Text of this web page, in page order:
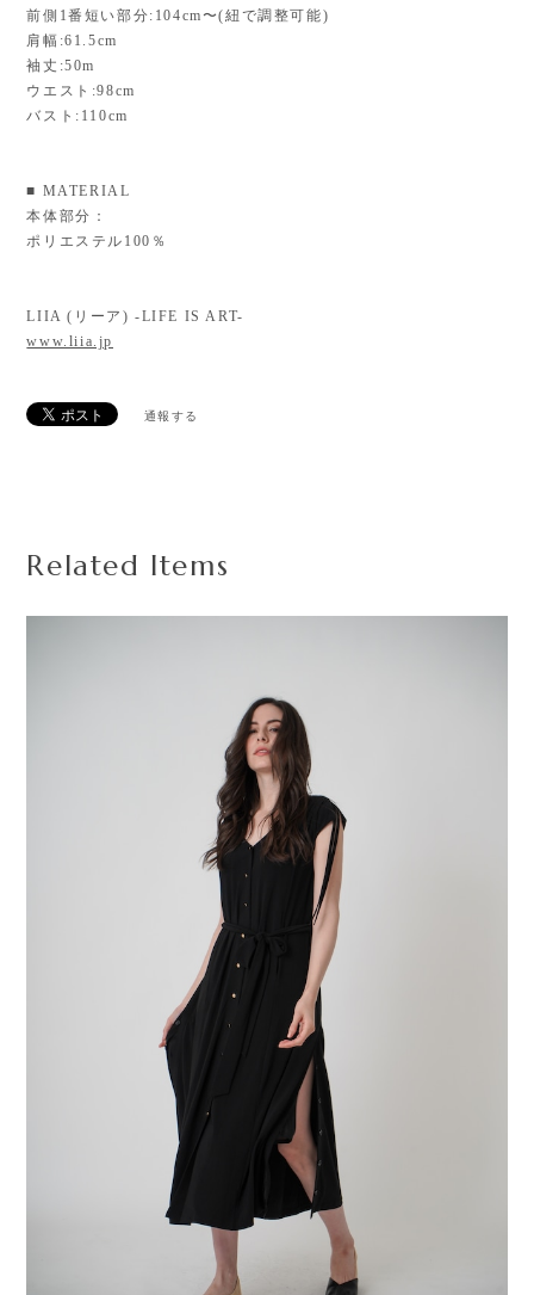
前側1番短い部分:104cm〜(紐で調整可能)
肩幅:61.5cm
袖丈:50m
ウエスト:98cm
バスト:110cm
■ MATERIAL
本体部分：
ポリエステル100％
LIIA (リーア) -LIFE IS ART-
www.liia.jp
通報する
Related Items